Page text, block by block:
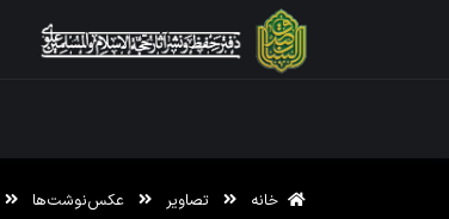
خانه تصاویر عکس‌نوشت‌ها